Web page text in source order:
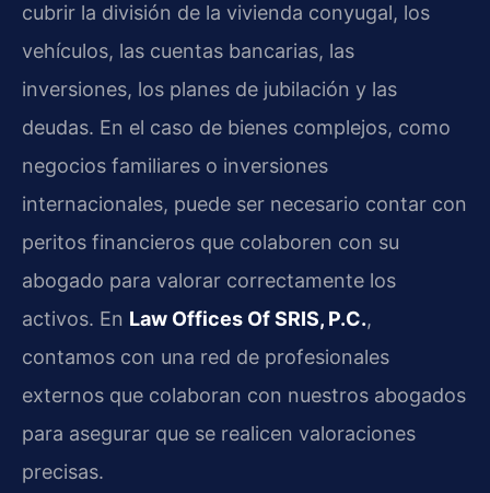
cubrir la división de la vivienda conyugal, los
vehículos, las cuentas bancarias, las
inversiones, los planes de jubilación y las
deudas. En el caso de bienes complejos, como
negocios familiares o inversiones
internacionales, puede ser necesario contar con
peritos financieros que colaboren con su
abogado para valorar correctamente los
activos. En Law Offices Of SRIS, P.C.,
contamos con una red de profesionales
externos que colaboran con nuestros abogados
para asegurar que se realicen valoraciones
precisas.